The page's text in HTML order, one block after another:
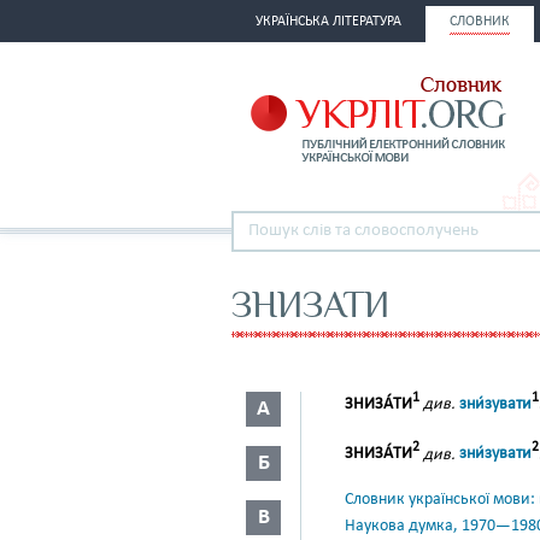
УКРАЇНСЬКА ЛІТЕРАТУРА СЛОВНИК
ЗНИЗАТИ
А
Б
В
ЗНИЗА́ТИ1 див. зни́зувати1
ЗНИЗА́ТИ2 див. зни́зувати2
Словник української
Наукова думка,